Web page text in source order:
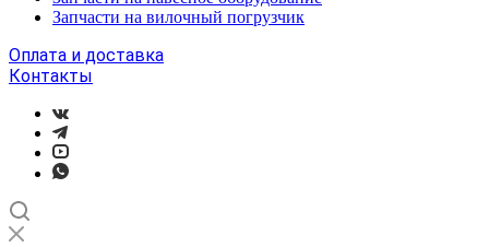
Запчасти на вилочный погрузчик
Оплата и доставка
Контакты